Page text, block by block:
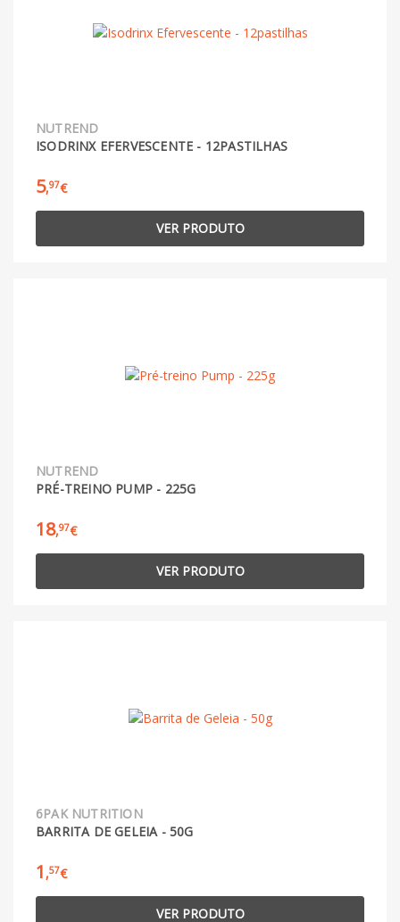
NUTREND
ISODRINX EFERVESCENTE - 12PASTILHAS
5,97€
VER PRODUTO
NUTREND
PRÉ-TREINO PUMP - 225G
18,97€
VER PRODUTO
6PAK NUTRITION
BARRITA DE GELEIA - 50G
1 ,57€
VER PRODUTO